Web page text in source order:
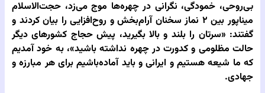
بی‌روحی، خمودگی، نگرانی در چهره‌ها موج می‌زد، حجت‌الاسلام
میناپور بین ۲ نماز سخنان آرام‌بخش و روح‌افزایی را بیان کردند و
گفتند: «سرتان را بلند و بالا بگیرید، پیش حجاج کشورهای دیگر
حالت مظلومی و کدورت در چهره نداشته باشید»، به خود آمدیم
که ما شیعه هستیم و ایرانی و باید آماده‌باشیم برای هر مبارزه و
جهادی.